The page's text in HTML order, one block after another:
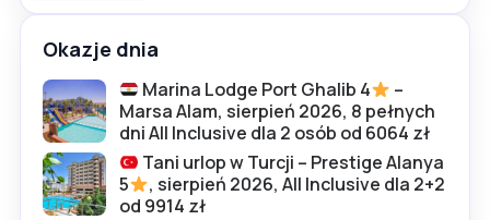
Okazje dnia
Marina Lodge Port Ghalib 4
–
Marsa Alam, sierpień 2026, 8 pełnych
dni All Inclusive dla 2 osób od 6064 zł
Tani urlop w Turcji – Prestige Alanya
5
, sierpień 2026, All Inclusive dla 2+2
od 9914 zł